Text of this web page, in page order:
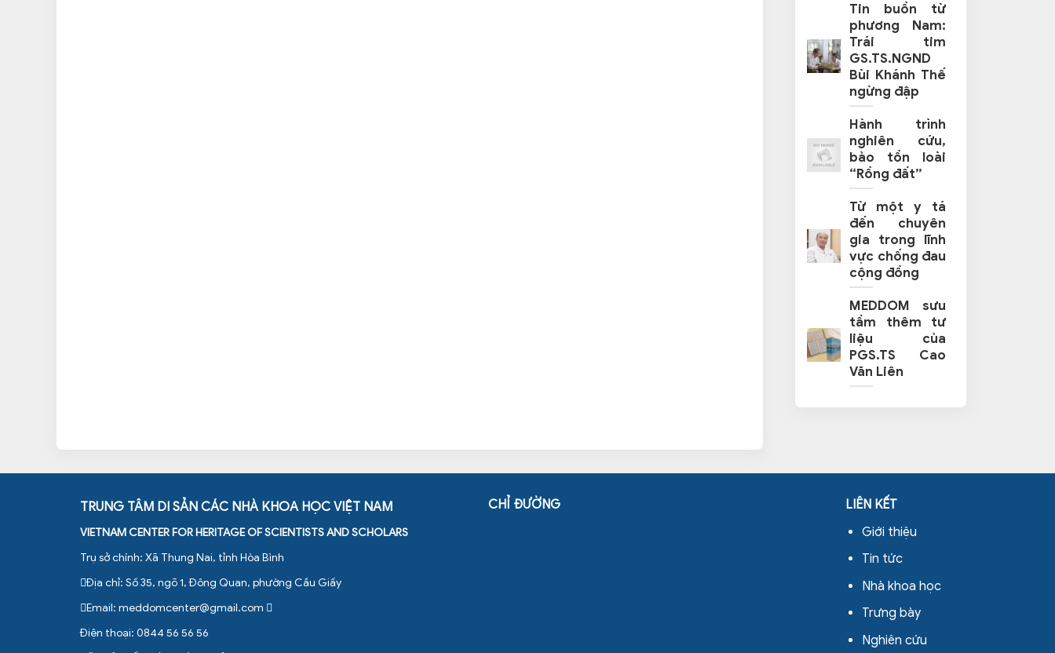
Tin buồn từ
phương Nam:
Trái tim
GS.TS.NGND
Bùi Khánh Thế
ngừng đập
Hành trình
nghiên cứu,
bảo tồn loài
“Rồng đất”
Từ một y tá
đến chuyên
gia trong lĩnh
vực chống đau
cộng đồng
MEDDOM sưu
tầm thêm tư
liệu của
PGS.TS Cao
Văn Liên
TRUNG TÂM DI SẢN CÁC NHÀ KHOA HỌC VIỆT NAM
VIETNAM CENTER FOR HERITAGE OF SCIENTISTS AND SCHOLARS
Trụ sở chính: Xã Thung Nai, tỉnh Hòa Bình
Địa chỉ: Số 35, ngõ 1, Đông Quan, phường Cầu Giấy
Email: meddomcenter@gmail.com
Điện thoại: 0844 56 56 56
CHỈ ĐƯỜNG
LIÊN KẾT
Giới thiệu
Tin tức
Nhà khoa học
Trưng bày
Nghiên cứu